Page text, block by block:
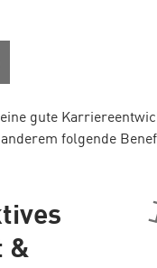
gute
folgende
&